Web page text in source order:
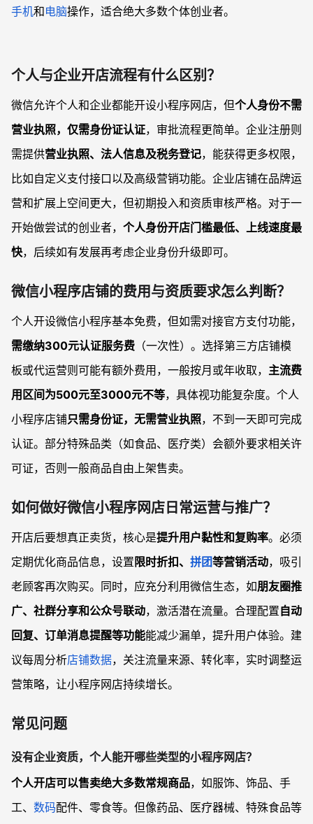
手机和电脑操作，适合绝大多数个体创业者。
个人与企业开店流程有什么区别？
微信允许个人和企业都能开设小程序网店，但个人身份不需
营业执照，仅需身份证认证，审批流程更简单。企业注册则
需提供营业执照、法人信息及税务登记，能获得更多权限，
比如自定义支付接口以及高级营销功能。企业店铺在品牌运
营和扩展上空间更大，但初期投入和资质审核严格。对于一
开始做尝试的创业者， 个人身份开店门槛最低、上线速度最
快，后续如有发展再考虑企业身份升级即可。
微信小程序店铺的费用与资质要求怎么判断？
个人开设微信小程序基本免费，但如需对接官方支付功能，
需缴纳300元认证服务费 （一次性）。选择第三方店铺模
板或代运营则可能有额外费用，一般按月或年收取， 主流费
用区间为500元至3000元不等，具体视功能复杂度。个人
小程序店铺只需身份证，无需营业执照，不到一天即可完成
认证。部分特殊品类（如食品、医疗类）会额外要求相关许
可证，否则一般商品自由上架售卖。
如何做好微信小程序网店日常运营与推广？
开店后要想真正卖货，核心是提升用户黏性和复购率。必须
定期优化商品信息，设置 限时折扣、 拼团等营销活动，吸引
老顾客再次购买。同时，应充分利用微信生态，如朋友圈推
广、社群分享和公众号联动，激活潜在流量。合理配置自动
回复、订单消息提醒等功能能减少漏单，提升用户体验。建
议每周分析店铺数据，关注流量来源、转化率，实时调整运
营策略，让小程序网店持续增长。
常见问题
没有企业资质，个人能开哪些类型的小程序网店？
个人开店可以售卖绝大多数常规商品，如服饰、饰品、手
工、 数码配件、零食等。但像药品、医疗器械、特殊食品等